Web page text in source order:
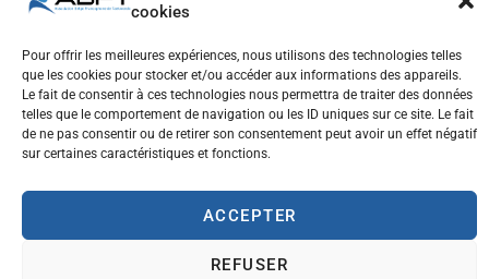
cookies
Pour offrir les meilleures expériences, nous utilisons des technologies telles
que les cookies pour stocker et/ou accéder aux informations des appareils.
Le fait de consentir à ces technologies nous permettra de traiter des données
telles que le comportement de navigation ou les ID uniques sur ce site. Le fait
de ne pas consentir ou de retirer son consentement peut avoir un effet négatif
sur certaines caractéristiques et fonctions.
ACCEPTER
REFUSER
Association Belge Francophone de Taekwondo
info@abft.be
+32 (0)2 347 34 77
Copyright © 2023 ABFT.BE – Tous droits réservés